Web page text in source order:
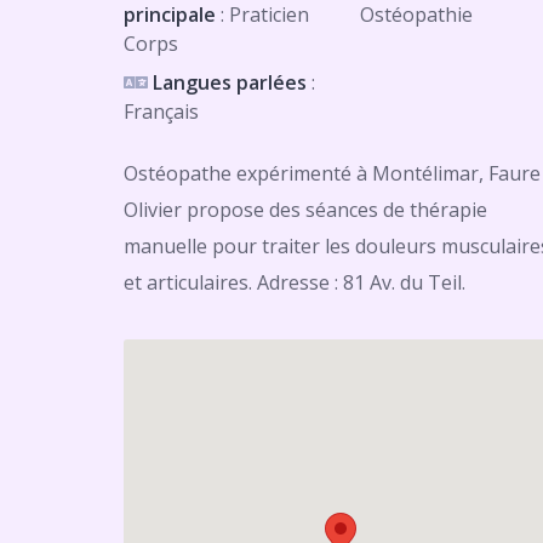
principale : Praticien
Corps
Ostéopathie
Langues parlées :
Français
Ostéopathe expérimenté à Montélimar, Faure
Olivier propose des séances de thérapie
manuelle pour traiter les douleurs
et articulaires. Adresse : 81 Av. du Teil.